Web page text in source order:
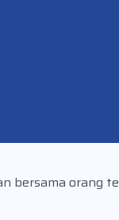
bersama orang